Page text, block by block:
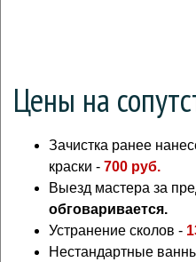
Цены на
Зачистка ранее
краски - 700 руб.
Выезд мастера за
обговаривается.
Устранение сколов -
Нестандартные